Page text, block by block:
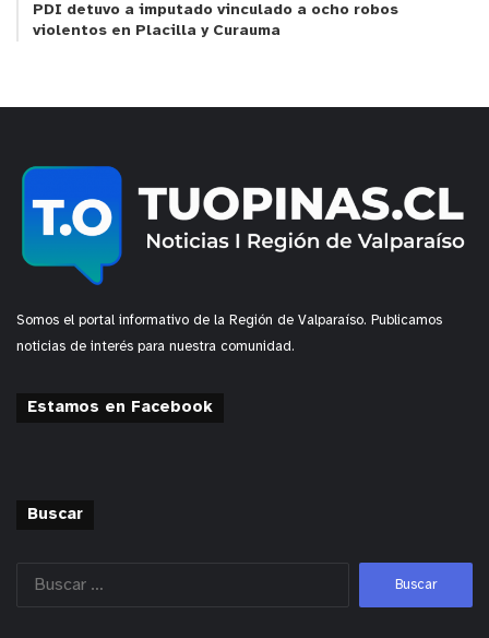
PDI detuvo a imputado vinculado a ocho robos
violentos en Placilla y Curauma
Somos el portal informativo de la Región de Valparaíso. Publicamos
noticias de interés para nuestra comunidad.
Estamos en Facebook
Buscar